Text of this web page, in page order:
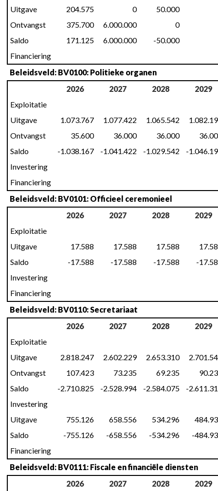
Uitgave
204.575 0
50.000
Ontvangst
375.700 6.000.000
0
Saldo
171.125 6.000.000
-50.000
Financiering
Beleidsveld: BV0100: Politieke organen
2026
2027 2028
2029
Exploitatie
Uitgave
1.073.767 1.077.422 1.065.542
Ontvangst
35.600 36.000 36.000
Saldo
-1.038.167 -1.041.422 -1.029.542
-
Investering
Financiering
Beleidsveld: BV0101: Officieel ceremonieel
2026
2027 2028
2029
Exploitatie
Uitgave
17.588 17.588 17.588
Saldo
-17.588 -17.588 -17.588
-
Investering
Financiering
Beleidsveld: BV0110: Secretariaat
2026
2027 2028
2029
Exploitatie
Uitgave
2.818.247 2.602.229 2.653.310
Ontvangst
107.423 73.235 69.235
Saldo
-2.710.825 -2.528.994 -2.584.075
-
Investering
Uitgave
755.126 658.556 534.296
Saldo
-755.126 -658.556 -534.296
-
Financiering
Beleidsveld: BV0111: Fiscale en financiële diensten
2026
2027 2028
2029